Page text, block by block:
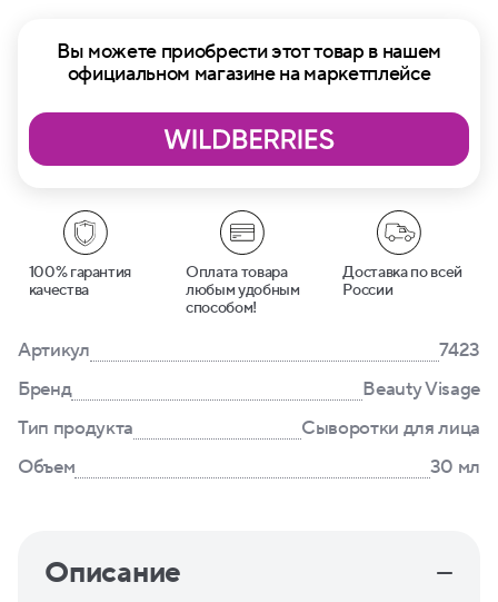
Вы можете приобрести этот товар в нашем
официальном магазине на маркетплейсе
100% гарантия
качества
Оплата товара
любым удобным
способом!
Доставка по всей
России
Артикул
7423
Бренд
Beauty Visage
Тип продукта
Сыворотки для лица
Объем
30 мл
Описание